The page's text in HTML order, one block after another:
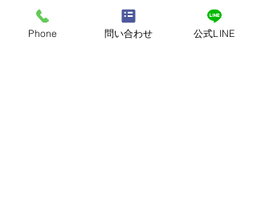
ピアノ教室 おとぎの森公園
Phone 問い合わせ 公式LINE